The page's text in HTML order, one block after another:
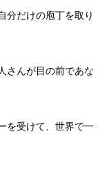
分だけの庖丁を取り
さんが目の前であな
を受けて、世界で一